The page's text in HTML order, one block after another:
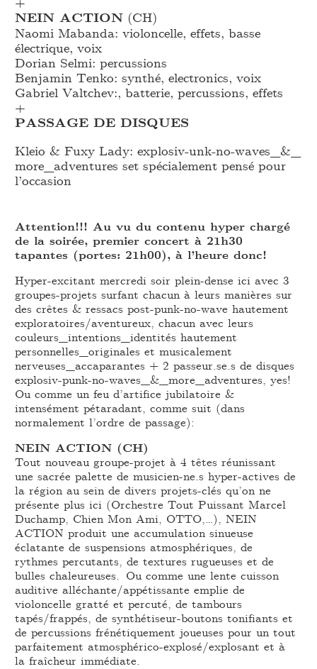
NEIN ACTION (CH)
Naomi Mabanda: violoncelle, effets, basse
électrique, voix
Dorian Selmi: percussions
Benjamin Tenko: synthé, electronics, voix
Gabriel Valtchev:, batterie, percussions, effets
+
PASSAGE DE DISQUES
Kleio & Fuxy Lady: explosiv-unk-no-waves_&_
more_ adventures set spécialement pensé pour
l’occasion
Attention!!! Au vu du contenu hyper chargé
de la soirée, premier concert à 21h30
tapantes (portes: 21h00), à l’heure donc!
Hyper-excitant mercredi soir plein-dense ici avec 3
groupes-projets surfant chacun à leurs manières sur
des crêtes & ressacs post-punk-no-wave hautement
exploratoires/aventureux, chacun avec leurs
couleurs_intentions_identités hautement
personnelles_originales et musicalement
nerveuses_accaparantes + 2 passeur.se.s de disques
explosiv-punk-no-waves_&_more_adventures, yes!
Ou comme un feu d’artifice jubilatoire &
intensément pétaradant, comme suit (dans
normalement l’ordre de passage):
NEIN ACTION (CH)
Tout nouveau groupe-projet à 4 têtes réunissant
une sacrée palette de musicien-ne.s hyper-actives de
la région au sein de divers projets-clés qu’on ne
présente plus ici (Orchestre Tout Puissant Marcel
Duchamp, Chien Mon Ami, OTTO,…), NEIN
ACTION produit une accumulation sinueuse
éclatante de suspensions atmosphériques, de
rythmes percutants, de textures rugueuses et de
bulles chaleureuses. Ou comme une lente cuisson
auditive alléchante/appétissante emplie de
violoncelle gratté et percuté, de tambours
tapés/frappés, de synthétiseur-boutons tonifiants et
de percussions frénétiquement joueuses pour un tout
parfaitement atmosphérico-explosé/explosant et à
la fraîcheur immédiate.